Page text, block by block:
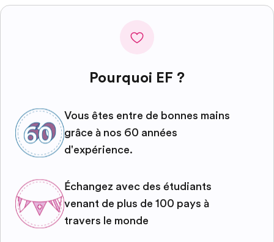
Pourquoi EF ?
Vous êtes entre de bonnes mains
grâce à nos 60 années
d'expérience.
Échangez avec des étudiants
venant de plus de 100 pays à
travers le monde